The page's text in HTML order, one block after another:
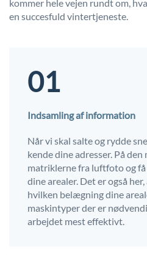
kommer hele vejen rundt om,
en succesfuld vintertjeneste.
01
Indsamling af information
Når vi skal salte og rydde
kende dine adresser. På den
matriklerne fra luftfoto og
dine arealer. Det er også
hvilken belægning dine
maskintyper der er
arbejdet mest effektivt.